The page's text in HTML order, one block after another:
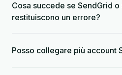
Cosa succede se SendGrid
restituiscono un errore?
Posso collegare più account